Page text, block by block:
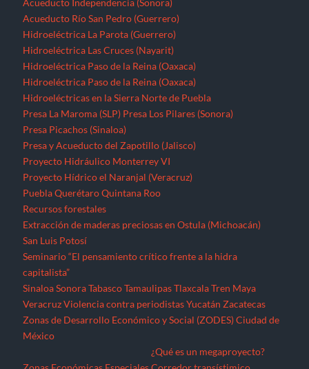
Acueducto Independencia (Sonora)
Acueducto Río San Pedro (Guerrero)
Hidroeléctrica La Parota (Guerrero)
Hidroeléctrica Las Cruces (Nayarit)
Hidroeléctrica Paso de la Reina (Oaxaca)
Hidroeléctrica Paso de la Reina (Oaxaca)
Hidroeléctricas en la Sierra Norte de Puebla
Presa La Maroma (SLP) Presa Los Pilares (Sonora)
Presa Picachos (Sinaloa)
Presa y Acueducto del Zapotillo (Jalisco)
Proyecto Hidráulico Monterrey VI
Proyecto Hídrico el Naranjal (Veracruz)
Puebla Querétaro Quintana Roo
Recursos forestales
Extracción de maderas preciosas en Ostula (Michoacán)
San Luis Potosí
Seminario “El pensamiento crítico frente a la hidra
capitalista”
Sinaloa Sonora Tabasco Tamaulipas Tlaxcala Tren Maya
Veracruz Violencia contra periodistas Yucatán Zacatecas
Zonas de Desarrollo Económico y Social (ZODES) Ciudad de
México
¿Qué es un megaproyecto?